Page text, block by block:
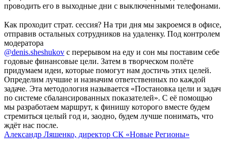
проводить его в выходные дни с выключенными телефонами.
Как проходит страт. сессия? На три дня мы закроемся в офисе,
отправив остальных сотрудников на удаленку. Под контролем
модератора
@denis.sheshukov с перерывом на еду и сон мы поставим себе
годовые финансовые цели. Затем в творческом полёте
придумаем идеи, которые помогут нам достичь этих целей.
Определим лучшие и назначим ответственных по каждой
задаче. Эта методология называется «Постановка цели и задач
по системе сбалансированных показателей». С её помощью
мы разработаем маршрут, к финишу которого вместе будем
стремиться целый год и, заодно, будем лучше понимать, что
ждёт нас после.
Александр Ляшенко, директор СК «Новые Регионы»